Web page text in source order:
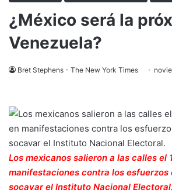
¿México será la
Venezuela?
Bret Stephens - The New York Times
Los mexicanos salieron a las calles el
manifestaciones contra los esfuerzos
socavar el Instituto Nacional Electoral.